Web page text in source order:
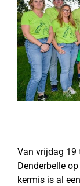
Van vrijdag 19
Denderbelle
kermis is al